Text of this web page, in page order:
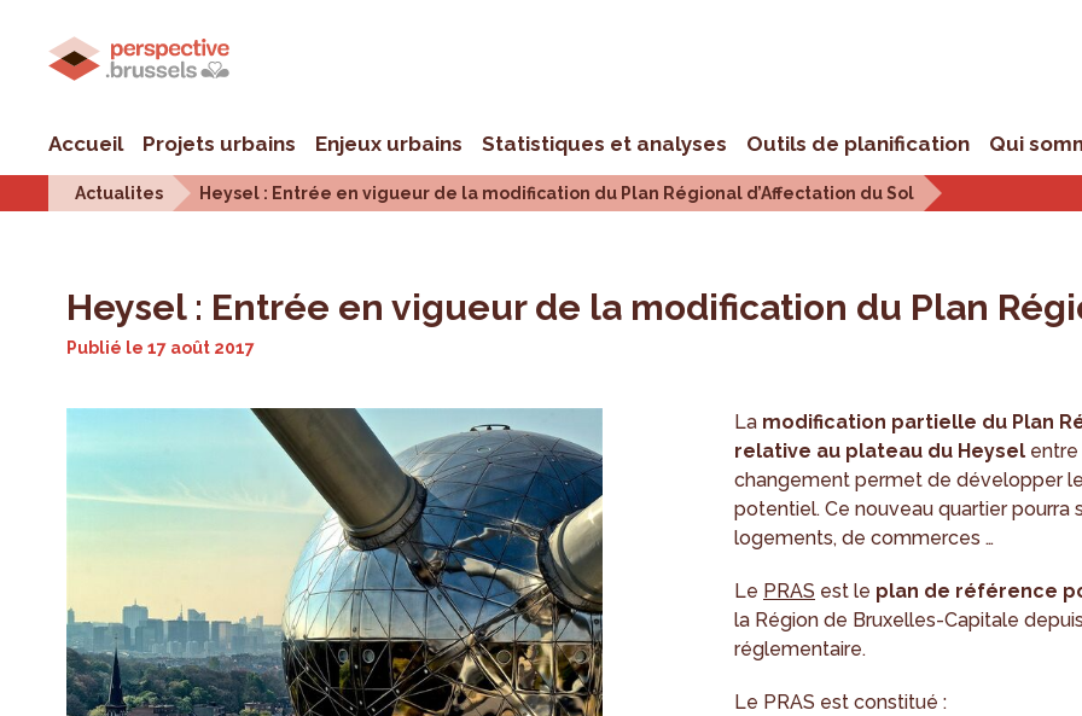
Accueil Projets urbains Enjeux urbains Statistiques et analyses Outils de planification Qui
Actualites Heysel : Entrée en vigueur de la modification du Plan Régional d’Affectation du Sol
Heysel : Entrée en vigueur de la modification du Plan
Publié le17 août 2017
La modification partielle du Plan
relative au plateau du Heysel
changement permet de développer
potentiel. Ce nouveau quartier pourra
logements, de commerces …
Le PRAS est le plan de référence
la Région de Bruxelles-Capitale
réglementaire.
Le PRAS est constitué :